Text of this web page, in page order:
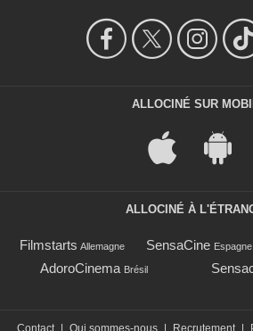
ALLOCINÉ SUR
ALLOCINÉ À
Filmstarts Allemagne SensaCine Espagne
AdoroCinema Brésil